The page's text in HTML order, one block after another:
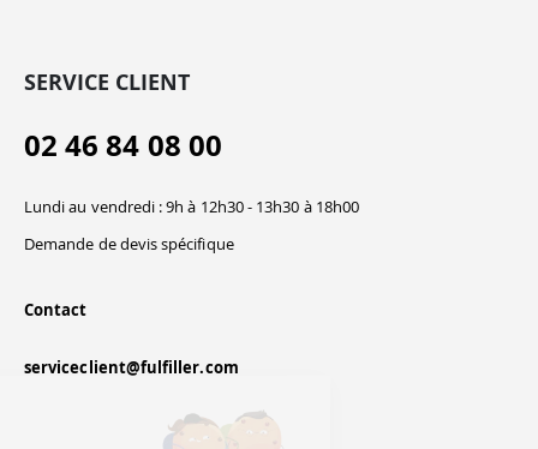
Salut c'est nous...
SERVICE CLIENT
02 46 84 08 00
Lundi au vendredi : 9h à 12h30 - 13h30 à 18h00
Demande de devis spécifique
Contact
serviceclient@fulfiller.com